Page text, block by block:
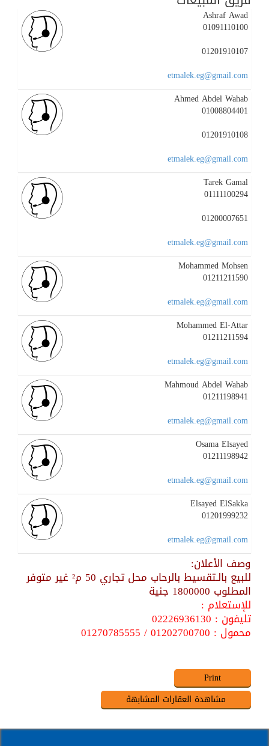
Ashraf Awad
01091110100
01201910107
etmalek.eg@gmail.com
Ahmed Abdel Wahab
01008804401
01201910108
etmalek.eg@gmail.com
Tarek Gamal
01111100294
01200007651
etmalek.eg@gmail.com
Mohammed Mohsen
01211211590
etmalek.eg@gmail.com
Mohammed El-Attar
01211211594
etmalek.eg@gmail.com
Mahmoud Abdel Wahab
01211198941
etmalek.eg@gmail.com
Osama Elsayed
01211198942
etmalek.eg@gmail.com
Elsayed ElSakka
01201999232
etmalek.eg@gmail.com
وصف الأعلان:
للبيع بالـتقسيط بالرحاب محل تجاري 50 م² غير متوفر
المطلوب 1800000 جنية
للإستعلام :
تليفون : 02226936130
محمول : 01202700700 / 01270785555